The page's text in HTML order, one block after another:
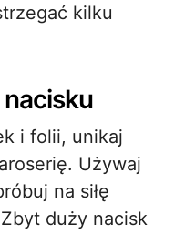
kilku
i folii, unikaj
Używaj
na siłę
duży nacisk